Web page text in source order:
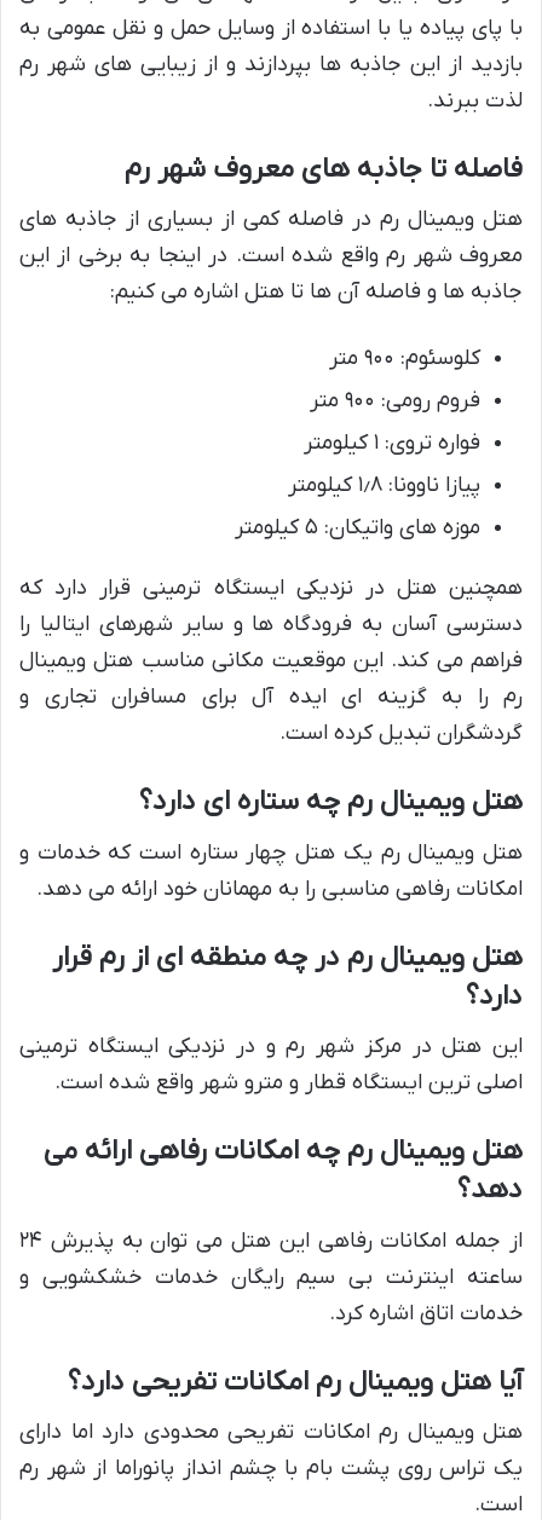
با پای پیاده یا با استفاده از وسایل حمل و نقل عمومی به
بازدید از این جاذبه ها بپردازند و از زیبایی های شهر رم
لذت ببرند.
فاصله تا جاذبه های معروف شهر رم
هتل ویمینال رم در فاصله کمی از بسیاری از جاذبه های
معروف شهر رم واقع شده است. در اینجا به برخی از این
جاذبه ها و فاصله آن ها تا هتل اشاره می کنیم:
کلوسئوم: ۹۰۰ متر
فروم رومی: ۹۰۰ متر
فواره تروی: ۱ کیلومتر
پیازا ناوونا: ۱٫۸ کیلومتر
موزه های واتیکان: ۵ کیلومتر
همچنین هتل در نزدیکی ایستگاه ترمینی قرار دارد که
دسترسی آسان به فرودگاه ها و سایر شهرهای ایتالیا را
فراهم می کند. این موقعیت مکانی مناسب هتل ویمینال
رم را به گزینه ای ایده آل برای مسافران تجاری و
گردشگران تبدیل کرده است.
هتل ویمینال رم چه ستاره ای دارد؟
هتل ویمینال رم یک هتل چهار ستاره است که خدمات و
امکانات رفاهی مناسبی را به مهمانان خود ارائه می دهد.
هتل ویمینال رم در چه منطقه ای از رم قرار
دارد؟
این هتل در مرکز شهر رم و در نزدیکی ایستگاه ترمینی
اصلی ترین ایستگاه قطار و مترو شهر واقع شده است.
هتل ویمینال رم چه امکانات رفاهی ارائه می
دهد؟
از جمله امکانات رفاهی این هتل می توان به پذیرش ۲۴
ساعته اینترنت بی سیم رایگان خدمات خشکشویی و
خدمات اتاق اشاره کرد.
آیا هتل ویمینال رم امکانات تفریحی دارد؟
هتل ویمینال رم امکانات تفریحی محدودی دارد اما دارای
یک تراس روی پشت بام با چشم انداز پانوراما از شهر رم
است.